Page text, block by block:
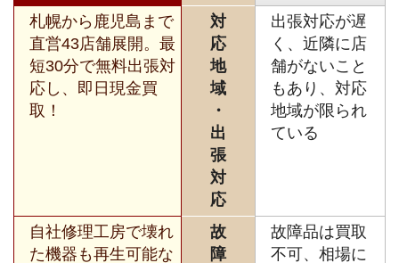
札幌から鹿児島まで
直営43店舗展開。最
短30分で無料出張対
応し、即日現金買
取！
対
応
地
域
・
出
張
対
応
出張対応が遅
く、近隣に店
舗がないこと
もあり、対応
地域が限られ
ている
自社修理工房で壊れ
た機器も再生可能な
故
障
故障品は買取
不可、相場に